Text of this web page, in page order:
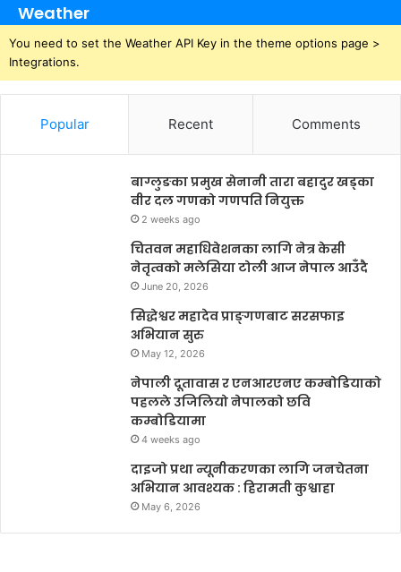
Weather
You need to set the Weather API Key in the theme options page >
Integrations.
Popular Recent Comments
बाग्लुङका प्रमुख सेनानी तारा बहादुर खड्का
वीर दल गणको गणपति नियुक्त
2 weeks ago
चितवन महाधिवेशनका लागि नेत्र केसी
नेतृत्वको मलेसिया टोली आज नेपाल आउँदै
June 20, 2026
सिद्धेश्वर महादेव प्राङ्गणबाट सरसफाइ
अभियान सुरु
May 12, 2026
नेपाली दूतावास र एनआरएनए कम्बोडियाको
पहलले उजिलियो नेपालको छवि
कम्बोडियामा
4 weeks ago
दाइजो प्रथा न्यूनीकरणका लागि जनचेतना
अभियान आवश्यक : हिरामती कुश्वाहा
May 6, 2026